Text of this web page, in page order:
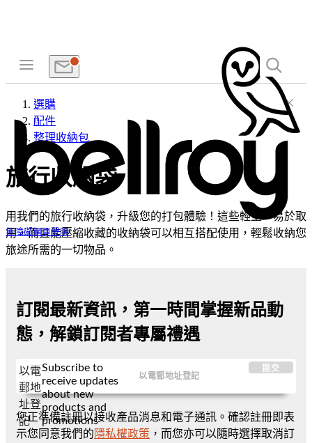
無障礙網頁聲明
選購
配件
整理收納包
旅行收納袋
用我們的旅行收納袋，升級您的打包體驗！這些輕量、易於取
用，而且能壓縮收藏的收納袋可以相互搭配使用，輕鬆收納您
旅途所需的一切物品。
訂閱最新資訊，第一時間掌握新品動
態，解鎖訂閱者專屬禮遇
以電
郵地
址登
記
Subscribe to
receive updates
about new
products and
promotions
提交
您正準備註冊以接收產品消息和電子通訊。確認註冊即表
示您同意我們的 隱私權政策 ，而您亦可以隨時選擇取消訂